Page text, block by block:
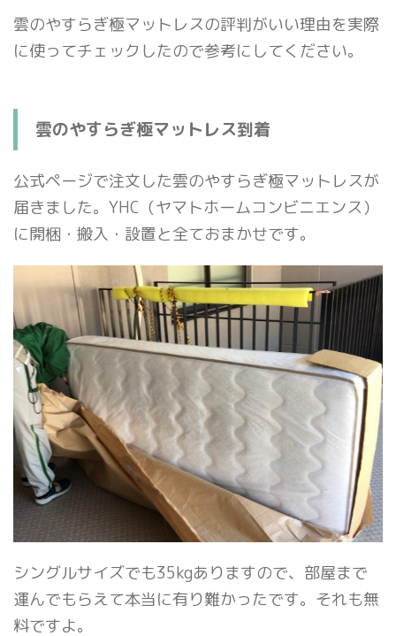
雲のやすらぎ極マットレスの評判がいい理由を実際
に使ってチェックしたので参考にしてください。
雲のやすらぎ極マットレス到着
公式ページで注文した雲のやすらぎ極マットレスが
届きました。YHC（ヤマトホームコンビニエンス）
に開梱・搬入・設置と全ておまかせです。
シングルサイズでも35kgありますので、部屋まで
運んでもらえて本当に有り難かったです。それも無
料ですよ。